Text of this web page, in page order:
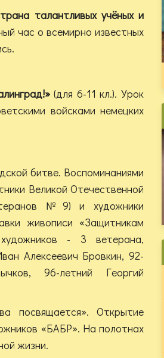
талантливых учёных и
час о всемирно известных
(для 6-11 кл.). Урок
войсками немецких
битве. Воспоминаниями
Великой Отечественной
№9) и художники
живописи «Защитникам
- 3 ветерана,
Алексеевич Бровкин, 92-
96-летний Георгий
посвящается». Открытие
«БАБР». На полотнах
жизни.